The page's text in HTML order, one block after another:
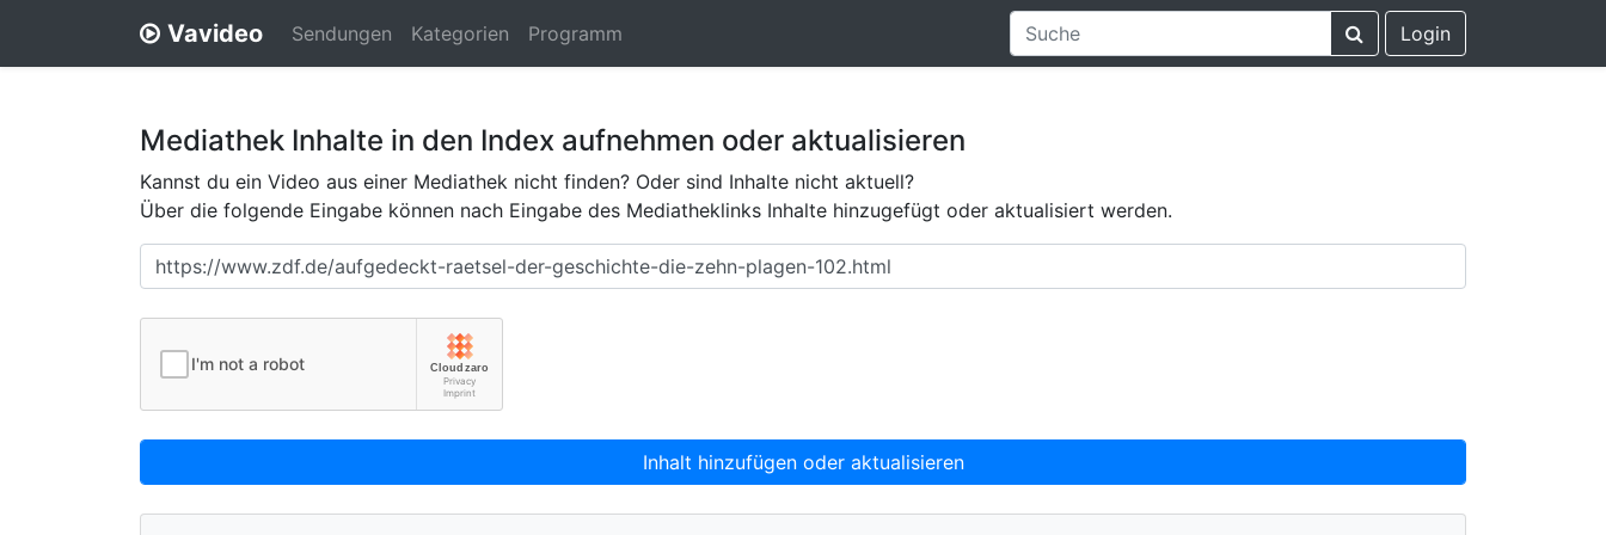
Vavideo Sendungen Kategorien Programm Login
Mediathek Inhalte in den Index aufnehmen oder aktualisieren
Kannst du ein Video aus einer Mediathek nicht finden? Oder sind Inhalte nicht aktuell?
Über die folgende Eingabe können nach Eingabe des Mediatheklinks Inhalte hinzugefügt oder aktualisiert werden.
Inhalt hinzufügen oder aktualisieren